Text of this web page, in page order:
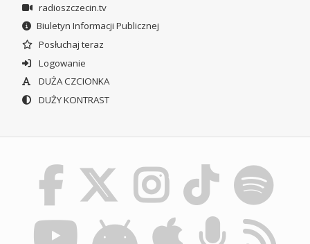
radioszczecin.tv
Biuletyn Informacji Publicznej
Posłuchaj teraz
Logowanie
DUŻA CZCIONKA
DUŻY KONTRAST